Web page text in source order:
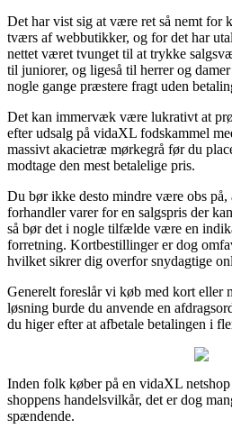
Det har vist sig at være ret så nemt for
tværs af webbutikker, og for det har
nettet været tvunget til at trykke
til juniorer, og ligeså til herrer og
nogle gange præstere fragt uden
Det kan immervæk være lukrativt at
efter udsalg på vidaXL fodskammel
massivt akacietræ mørkegrå før du
modtage den mest betalelige pris.
Du bør ikke desto mindre være obs på,
forhandler varer for en salgspris der
så bør det i nogle tilfælde være en
forretning. Kortbestillinger er dog
hvilket sikrer dig overfor snydagtige
Generelt foreslår vi køb med kort eller
løsning burde du anvende en
du higer efter at afbetale betalingen i
Inden folk køber på en vidaXL
shoppens handelsvilkår, det er dog
spændende.